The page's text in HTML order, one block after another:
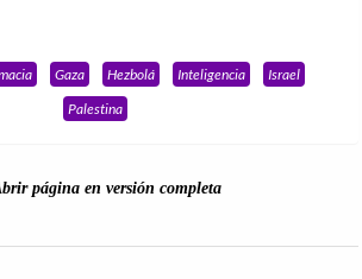
Gaza Hezbolá Inteligencia
Israel
Palestina
página en versión completa